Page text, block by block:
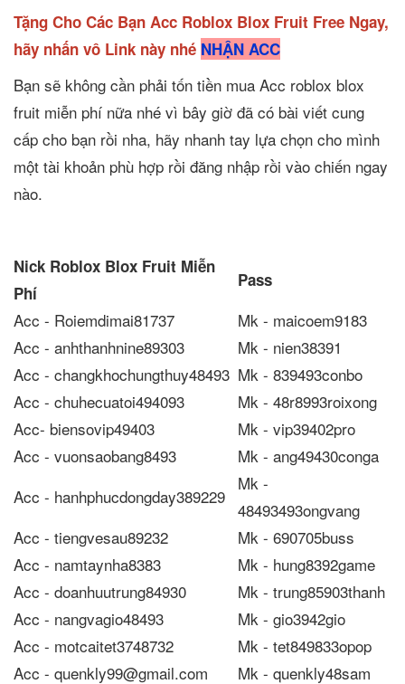
Tặng Cho Các Bạn Acc Roblox Blox Fruit Free Ngay,
hãy nhấn vô Link này nhé NHẬN ACC
Bạn sẽ không cần phải tốn tiền mua Acc roblox blox
fruit miễn phí nữa nhé vì bây giờ đã có bài viết cung
cấp cho bạn rồi nha, hãy nhanh tay lựa chọn cho mình
một tài khoản phù hợp rồi đăng nhập rồi vào chiến ngay
nào.
Nick Roblox Blox Fruit Miễn
Phí
Pass
Acc - Roiemdimai81737
Mk - maicoem9183
Acc - anhthanhnine89303
Mk - nien38391
Acc - changkhochungthuy48493 Mk - 839493conbo
Acc - chuhecuatoi494093
Mk - 48r8993roixong
Acc- biensovip49403
Mk - vip39402pro
Acc - vuonsaobang8493
Mk - ang49430conga
Acc - hanhphucdongday389229
Mk -
48493493ongvang
Acc - tiengvesau89232
Mk - 690705buss
Acc - namtaynha8383
Mk - hung8392game
Acc - doanhuutrung84930
Mk - trung85903thanh
Acc - nangvagio48493
Mk - gio3942gio
Acc - motcaitet3748732
Mk - tet849833opop
Acc - quenkly99@gmail.com
Mk - quenkly48sam